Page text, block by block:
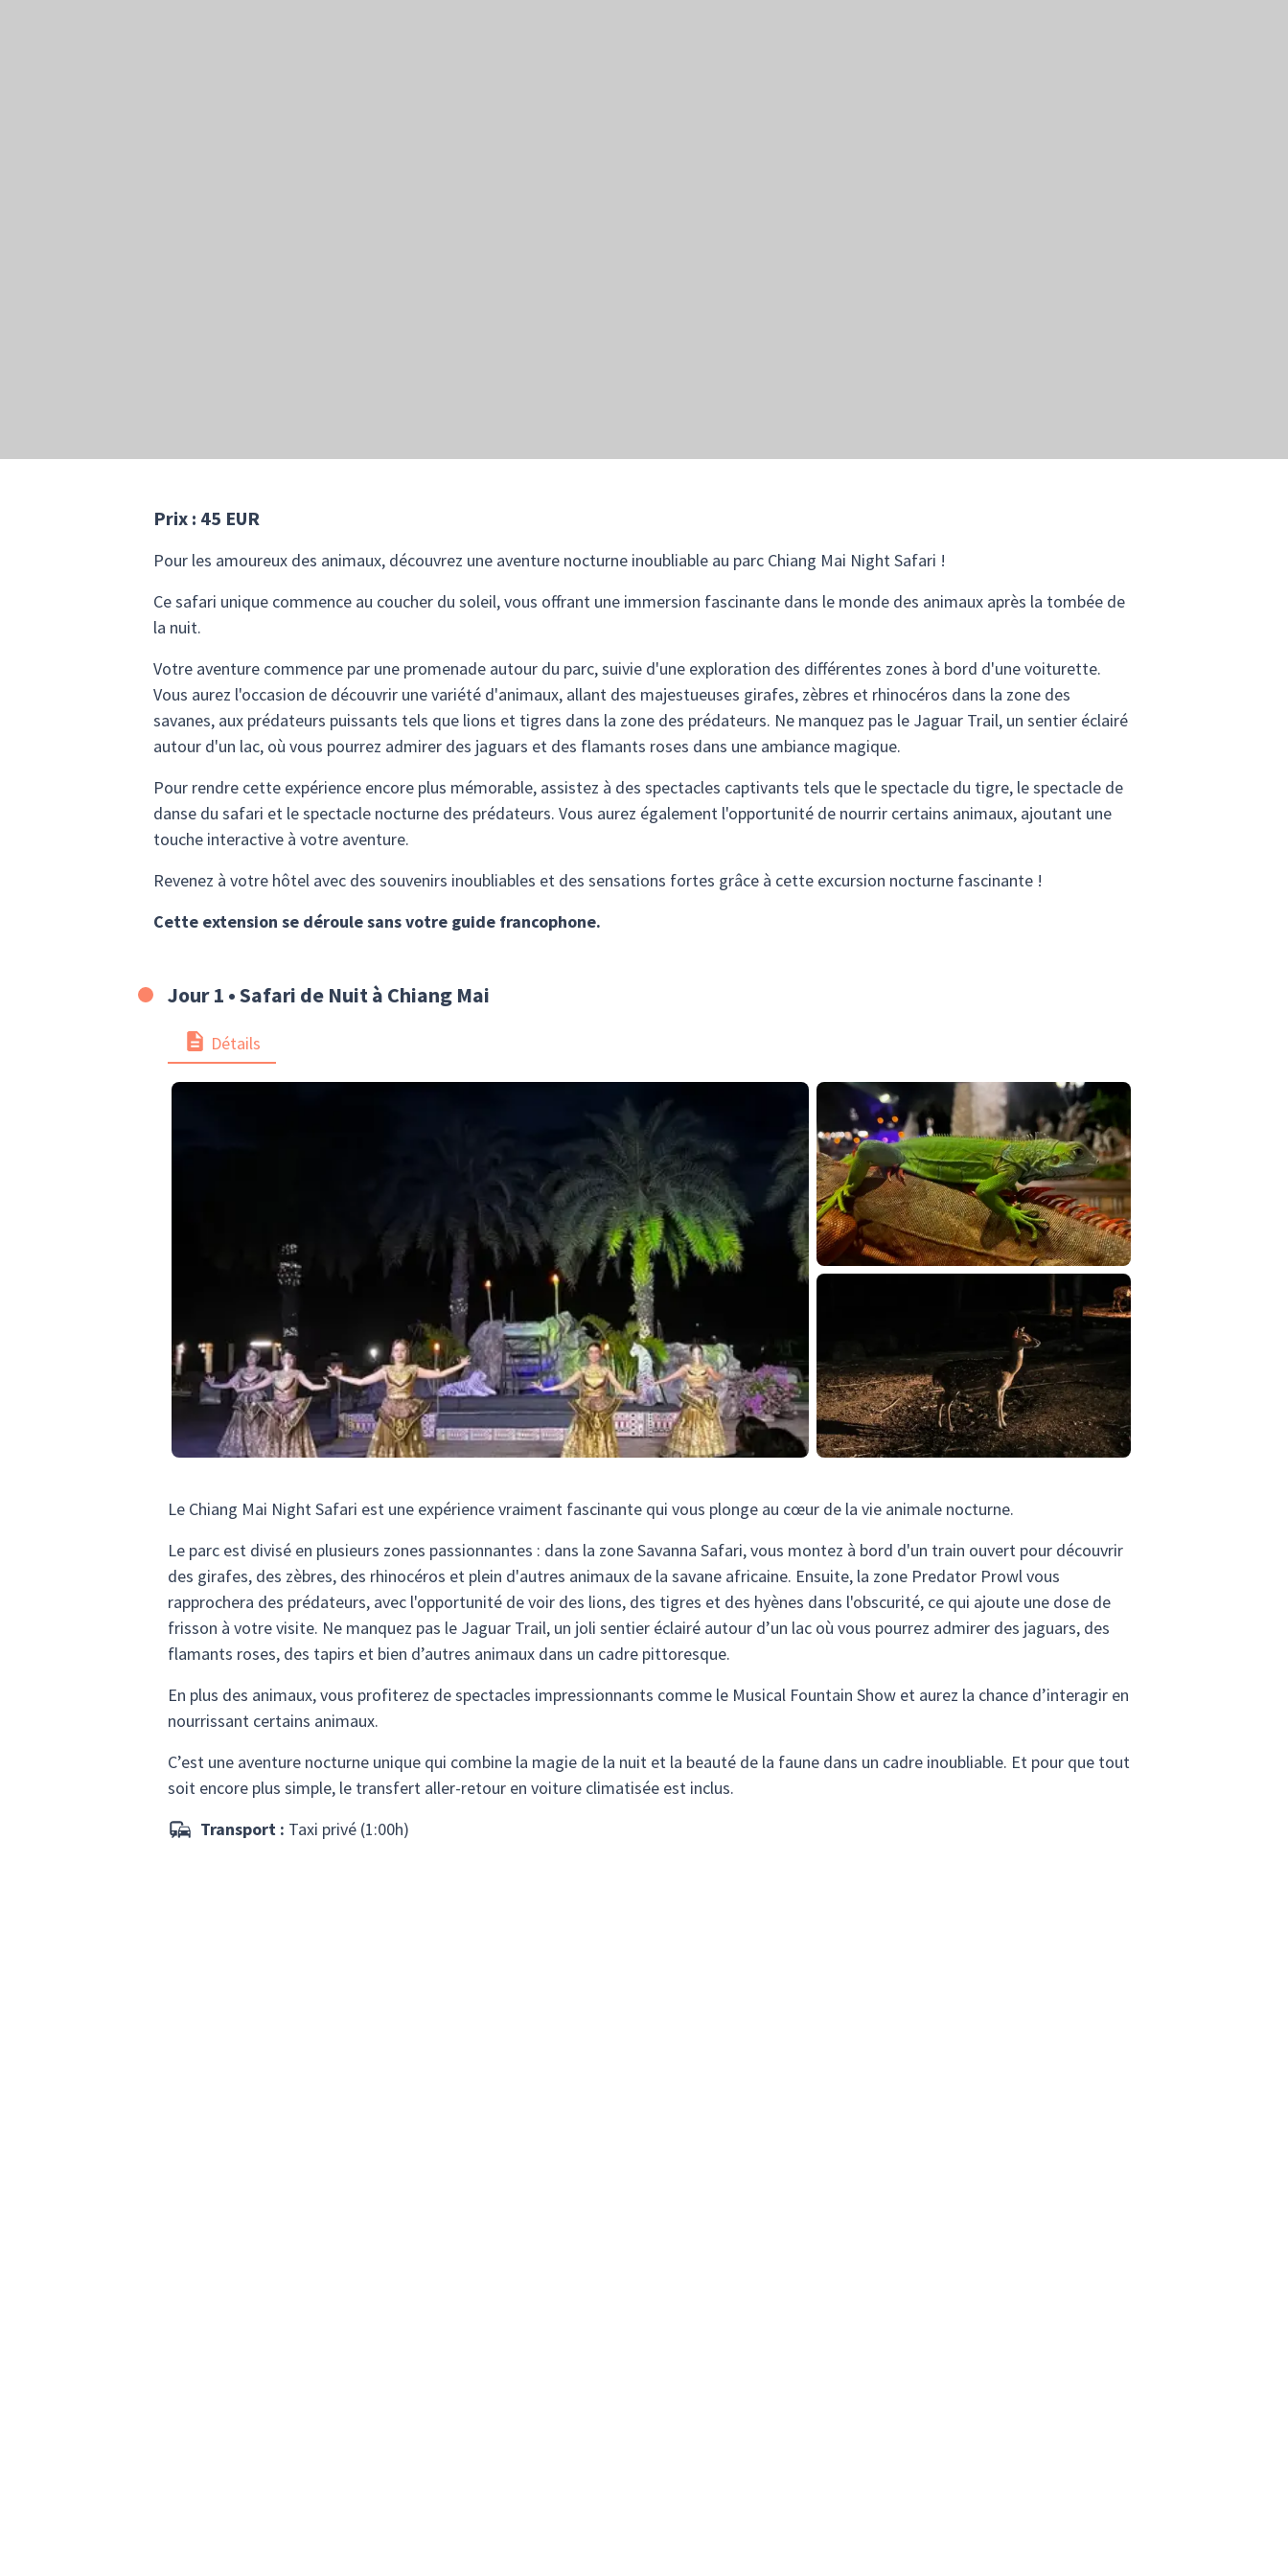
Prix : 45 EUR
Pour les amoureux des animaux, découvrez une aventure nocturne inoubliable au parc Chiang Mai Night Safari !
Ce safari unique commence au coucher du soleil, vous offrant une immersion fascinante dans le monde des animaux après la tombée de
la nuit.
Votre aventure commence par une promenade autour du parc, suivie d'une exploration des différentes zones à bord d'une voiturette.
Vous aurez l'occasion de découvrir une variété d'animaux, allant des majestueuses girafes, zèbres et rhinocéros dans la zone des
savanes, aux prédateurs puissants tels que lions et tigres dans la zone des prédateurs. Ne manquez pas le Jaguar Trail, un sentier éclairé
autour d'un lac, où vous pourrez admirer des jaguars et des flamants roses dans une ambiance magique.
Pour rendre cette expérience encore plus mémorable, assistez à des spectacles captivants tels que le spectacle du tigre, le spectacle de
danse du safari et le spectacle nocturne des prédateurs. Vous aurez également l'opportunité de nourrir certains animaux, ajoutant une
touche interactive à votre aventure.
Revenez à votre hôtel avec des souvenirs inoubliables et des sensations fortes grâce à cette excursion nocturne fascinante !
Cette extension se déroule sans votre guide francophone.
Jour 1 • Safari de Nuit à Chiang Mai
Détails
Le Chiang Mai Night Safari est une expérience vraiment fascinante qui vous plonge au cœur de la vie animale nocturne.
Le parc est divisé en plusieurs zones passionnantes : dans la zone Savanna Safari, vous montez à bord d'un train ouvert pour découvrir
des girafes, des zèbres, des rhinocéros et plein d'autres animaux de la savane africaine. Ensuite, la zone Predator Prowl vous
rapprochera des prédateurs, avec l'opportunité de voir des lions, des tigres et des hyènes dans l'obscurité, ce qui ajoute une dose de
frisson à votre visite. Ne manquez pas le Jaguar Trail, un joli sentier éclairé autour d’un lac où vous pourrez admirer des jaguars, des
flamants roses, des tapirs et bien d’autres animaux dans un cadre pittoresque.
En plus des animaux, vous profiterez de spectacles impressionnants comme le Musical Fountain Show et aurez la chance d’interagir en
nourrissant certains animaux.
C’est une aventure nocturne unique qui combine la magie de la nuit et la beauté de la faune dans un cadre inoubliable. Et pour que tout
soit encore plus simple, le transfert aller-retour en voiture climatisée est inclus.
Transport : Taxi privé (1:00h)